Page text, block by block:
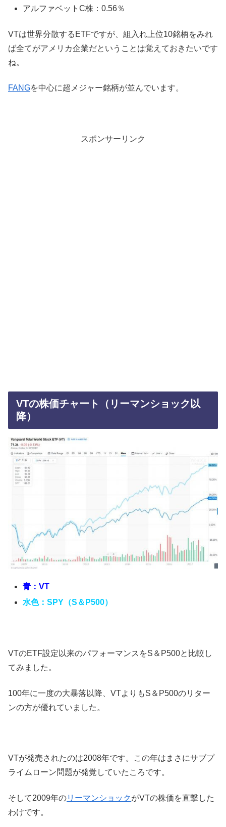
アルファベットC株：0.56％
VTは世界分散するETFですが、組入れ上位10銘柄をみれ
ば全てがアメリカ企業だということは覚えておきたいです
ね。
FANGを中心に超メジャー銘柄が並んでいます。
スポンサーリンク
VTの株価チャート（リーマンショック以
降）
青：VT
水色：SPY（S＆P500）
VTのETF設定以来のパフォーマンスをS＆P500と比較し
てみました。
100年に一度の大暴落以降、VTよりもS＆P500のリター
ンの方が優れていました。
VTが発売されたのは2008年です。この年はまさにサブプ
ライムローン問題が発覚していたころです。
そして2009年のリーマンショックがVTの株価を直撃した
わけです。